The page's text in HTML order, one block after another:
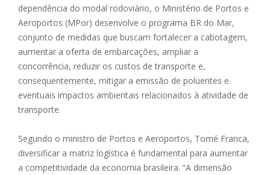
dependência do modal rodoviário, o Ministério de Portos e
Aeroportos (MPor) desenvolve o programa BR do Mar,
conjunto de medidas que buscam fortalecer a cabotagem,
aumentar a oferta de embarcações, ampliar a
concorrência, reduzir os custos de transporte e,
consequentemente, mitigar a emissão de poluentes e
eventuais impactos ambientais relacionados à atividade de
transporte.
Segundo o ministro de Portos e Aeroportos, Tomé Franca,
diversificar a matriz logística é fundamental para aumentar
a competitividade da economia brasileira. “A dimensão